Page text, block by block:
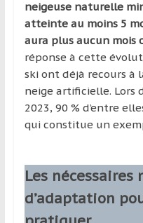
neigeuse naturelle
atteinte au moins 5
aura plus aucun mois
réponse à cette
ski ont déjà recours à
neige artificielle. Lors
2023, 90 % d’entre
qui constitue un
Les nécessaires
d’adaptation